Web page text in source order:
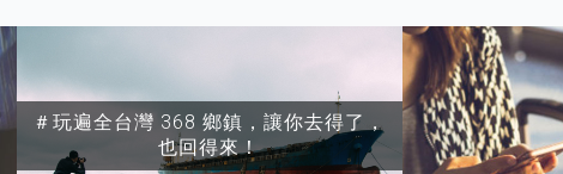
＃玩遍全台灣 368 鄉鎮，讓你去得了，
也回得來！